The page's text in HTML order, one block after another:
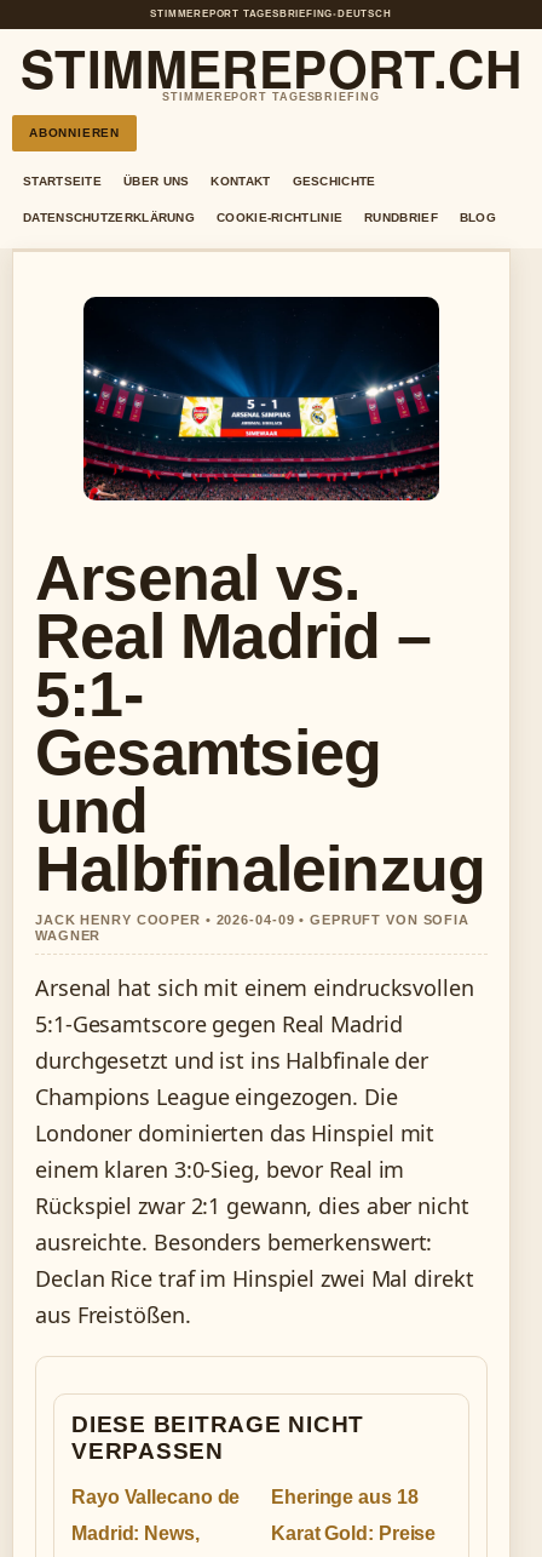
STIMMEREPORT TAGESBRIEFING• DEUTSCH
STIMMEREPORT.CH
STIMMEREPORT TAGESBRIEFING
ABONNIEREN
STARTSEITE ÜBER UNS KONTAKT GESCHICHTE
DATENSCHUTZERKLÄRUNG COOKIE-RICHTLINIE RUNDBRIEF BLOG
Arsenal vs.
Real Madrid –
5:1-
Gesamtsieg
und
Halbfinaleinzug
JACK HENRY COOPER • 2026-04-09 • GEPRUFT VON SOFIA
WAGNER
Arsenal hat sich mit einem eindrucksvollen
5:1-Gesamtscore gegen Real Madrid
durchgesetzt und ist ins Halbfinale der
Champions League eingezogen. Die
Londoner dominierten das Hinspiel mit
einem klaren 3:0-Sieg, bevor Real im
Rückspiel zwar 2:1 gewann, dies aber nicht
ausreichte. Besonders bemerkenswert:
Declan Rice traf im Hinspiel zwei Mal direkt
aus Freistößen.
DIESE BEITRAGE NICHT
VERPASSEN
Rayo Vallecano de
Madrid: News,
Eheringe aus 18
Karat Gold: Preise